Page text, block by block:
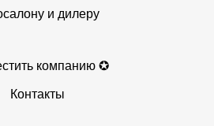
и дилеру
компанию ✪
Контакты